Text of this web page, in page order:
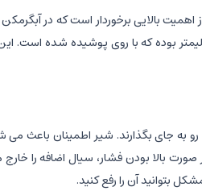
بالایی برخوردار است که در
استفاده شده و سیستم رنگ آمیزی با بالاترین ضریب اطمینان صورت می گیرد. مخزن این مدل آبگرمکن از جنس
به جای بگذارند. شیر اطمینان باعث
بالا بودن فشار، سیال اضافه را
بتوانید آن را رفع کنید.